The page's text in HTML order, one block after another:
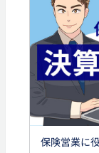
保険営業に